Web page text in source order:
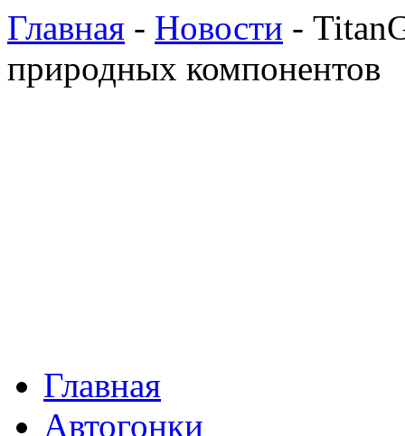
Главная - Новости -
природных компонентов
Главная
Автогонки